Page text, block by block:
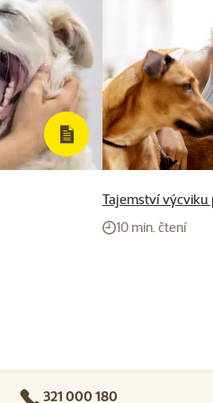
Tajemství výcviku
10 min. čtení
321 000 180